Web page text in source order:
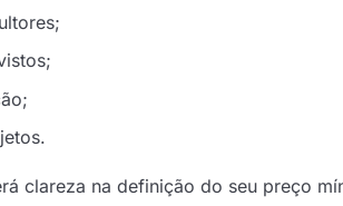
clareza na definição do seu preço